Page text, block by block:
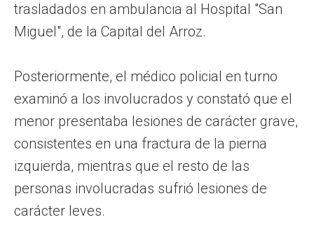
trasladados en ambulancia al Hospital "San
Miguel", de la Capital del Arroz.
Posteriormente, el médico policial en turno
examinó a los involucrados y constató que el
menor presentaba lesiones de carácter grave,
consistentes en una fractura de la pierna
izquierda, mientras que el resto de las
personas involucradas sufrió lesiones de
carácter leves.